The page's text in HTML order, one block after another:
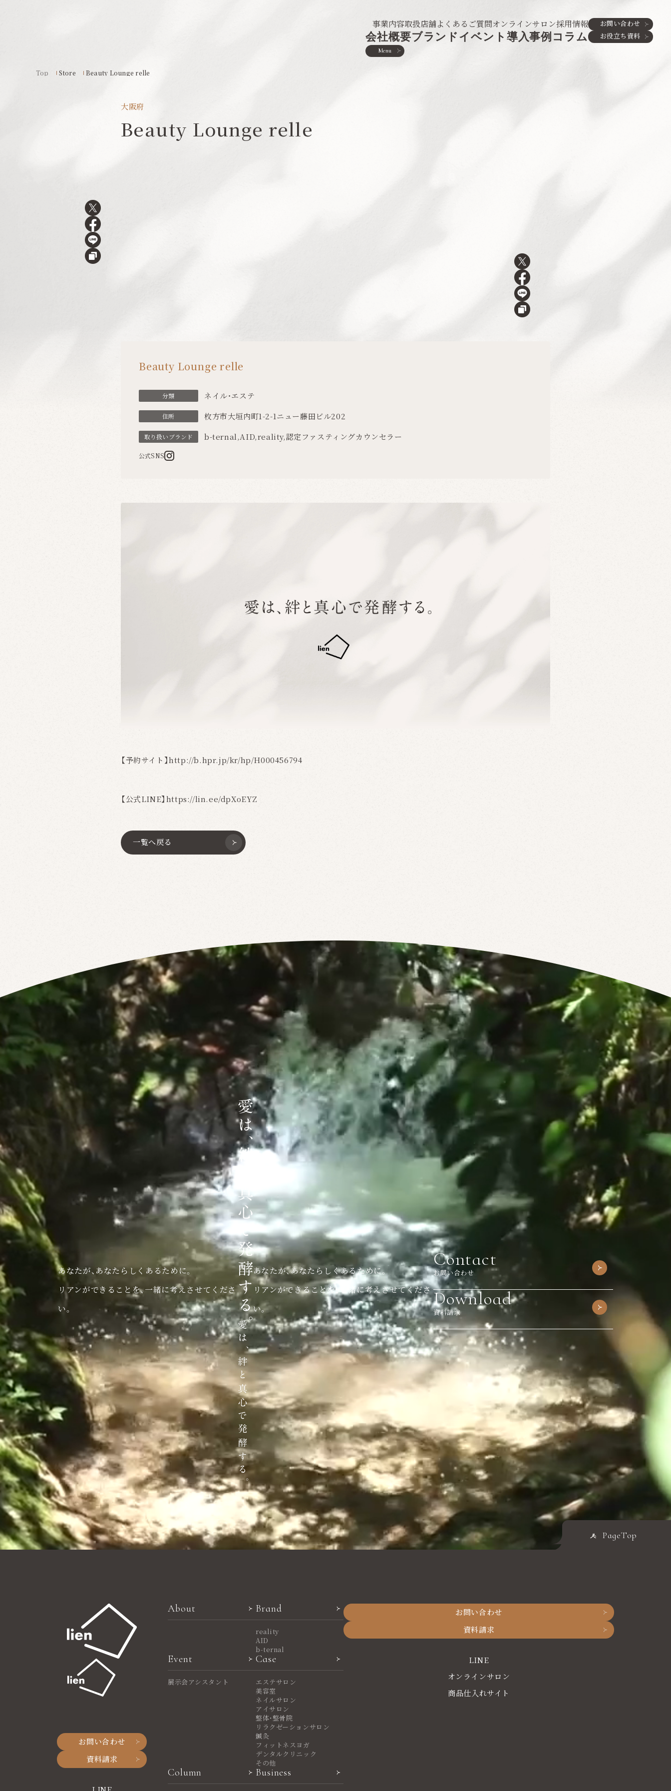
事業内容取扱店舗よくあるご質問オンラインサロン採用情報
会社概要ブランドイベント 導入事例 コラム
お問い合わせ
お役立ち資料
Menu
Top Store Beauty Lounge relle
大阪府
Beauty Lounge relle
Beauty Lounge relle
分類 ネイル・エステ
住所 枚方市大垣内町1-2-1ニュー藤田ビル202
取り扱い ブランド b-ternal,AID,reality,認定ファスティングカウンセラー
公式SNS
【予約サイト】http://b.hpr.jp/kr/hp/H000456794
【公式LINE】https://lin.ee/dpXoEYZ
一覧へ戻る
あなたが、あなたらしくあるために。
リアンができることを、一緒に考えさせてくださ
い。
あなたが、あなたらしくあるために。
リアンができることを、一緒に考えさせてくださ
い。
Contact
お問い合わせ
Download
資料請求
PageTop
お問い合わせ
資料請求
About Brand
reality
AID
b-ternal
Event
展示会アシスタント
Case
エステサロン
美容室
ネイルサロン
アイサロン
整体・整骨院
リラクゼーションサロン
鍼灸
フィットネスヨガ
デンタルクリニック
その他
Column Business
お問い合わせ
資料請求
LINE
オンラインサロン
商品仕入れサイト